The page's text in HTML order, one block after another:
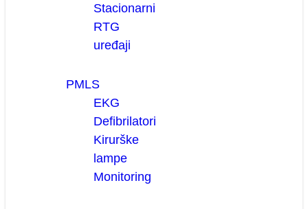
Stacionarni
RTG
uređaji
PMLS
EKG
Defibrilatori
Kirurške
lampe
Monitoring